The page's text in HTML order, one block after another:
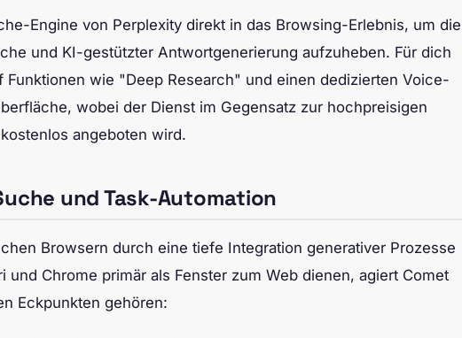
Engine von Perplexity direkt in das Browsing-Erlebnis, um die
und KI-gestützter Antwortgenerierung aufzuheben. Für dich
wie "Deep Research" und einen dedizierten Voice-
wobei der Dienst im Gegensatz zur hochpreisigen
angeboten wird.
und Task-Automation
Browsern durch eine tiefe Integration generativer Prozesse
und Chrome primär als Fenster zum Web dienen, agiert Comet
Eckpunkten gehören: